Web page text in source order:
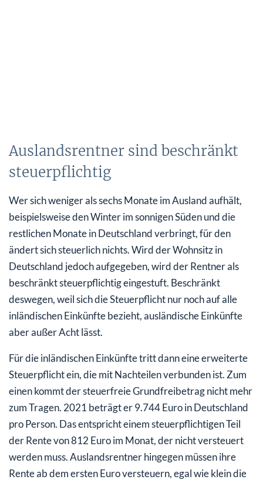
Auslandsrentner sind beschränkt
steuerpflichtig
Wer sich weniger als sechs Monate im Ausland aufhält,
beispielsweise den Winter im sonnigen Süden und die
restlichen Monate in Deutschland verbringt, für den
ändert sich steuerlich nichts. Wird der Wohnsitz in
Deutschland jedoch aufgegeben, wird der Rentner als
beschränkt steuerpflichtig eingestuft. Beschränkt
deswegen, weil sich die Steuerpflicht nur noch auf alle
inländischen Einkünfte bezieht, ausländische Einkünfte
aber außer Acht lässt.
Für die inländischen Einkünfte tritt dann eine erweiterte
Steuerpflicht ein, die mit Nachteilen verbunden ist. Zum
einen kommt der steuerfreie Grundfreibetrag nicht mehr
zum Tragen. 2021 beträgt er 9.744 Euro in Deutschland
pro Person. Das entspricht einem steuerpflichtigen Teil
der Rente von 812 Euro im Monat, der nicht versteuert
werden muss. Auslandsrentner hingegen müssen ihre
Rente ab dem ersten Euro versteuern, egal wie klein die